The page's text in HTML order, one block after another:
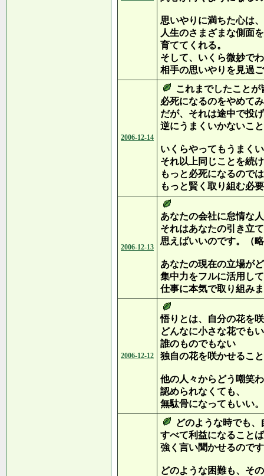
思いやりに満ちた心は
人生のさまざまな側面
育ててくれる。
そして、いくら微妙で
相手の思いやりを見過
2006-12-14
これまでしたこと
必死になるのをやめて
だが、それは途中で投
逆にうまくいかないこ
いくらやってもうまく
それ以上同じことを続
もっと必死になるので
もっと賢く取り組む必
2006-12-13
あなたの会社に怠情な
それはあなたの引き立
思えばいいのです。（
あなたの現在の立場が
集中力をフルに活用し
仕事に本気で取り組み
2006-12-12
悟りとは、自分の花を
どんなに小さな花でも
誰のものでもない
独自の花を咲かせるこ
他の人々からどう嘲笑
認められなくても、
無駄骨になってもいい。
どのような時でも
すべて利益になること
強く言い聞かせるので
どのような困難も、そ